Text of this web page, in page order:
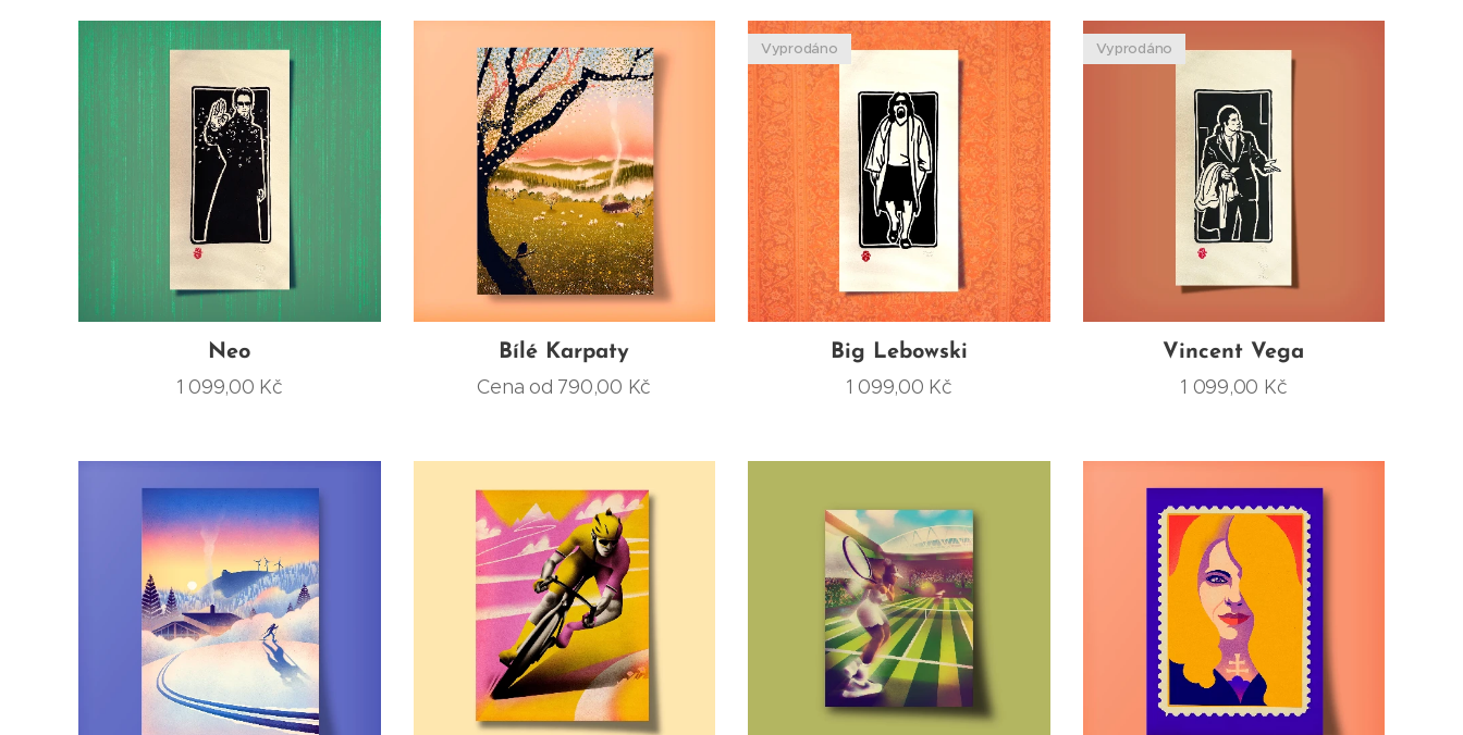
Neo
1 099,00 Kč
Bílé Karpaty
Cena od 790,00 Kč
Big Lebowski
Vyprodáno
1 099,00 Kč
Vincent Vega
Vyprodáno
1 099,00 Kč